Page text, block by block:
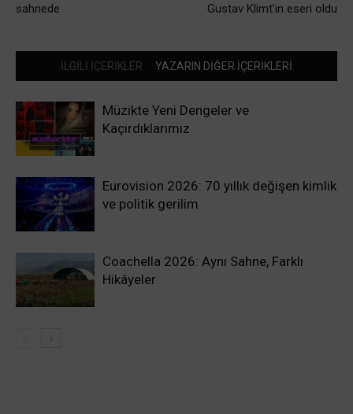
sahnede
Gustav Klimt’in eseri oldu
İLGİLİ İÇERİKLER YAZARIN DİĞER İÇERİKLERİ
Müzikte Yeni Dengeler ve
Kaçırdıklarımız
Eurovision 2026: 70 yıllık değişen kimlik
ve politik gerilim
Coachella 2026: Aynı Sahne, Farklı
Hikâyeler